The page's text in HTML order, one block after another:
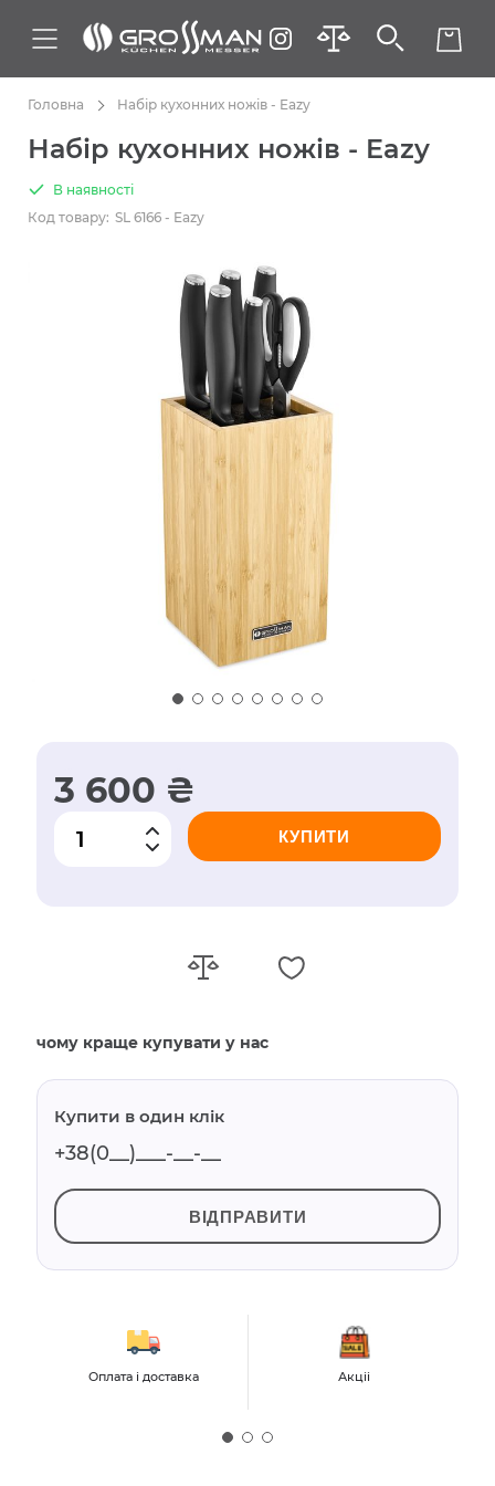
Головна Набір кухонних ножів - Eazy
Набір кухонних ножів - Eazy
В наявності
Код товару: SL 6166 - Eazy
3 600 ₴
КУПИТИ
чому краще купувати у нас
Купити в один клік
ВІДПРАВИТИ
Оплата і доставка Акціі